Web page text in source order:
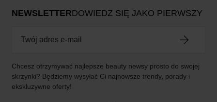
NEWSLETTERDOWIEDZ SIĘ JAKO PIERWSZY
Chcesz otrzymywać najlepsze beauty newsy prosto do swojej
skrzynki? Będziemy wysyłać Ci najnowsze trendy, porady i
ekskluzywne oferty!